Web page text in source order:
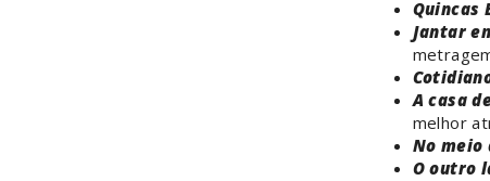
Quincas
Jantar
A casa
melhor
No meio
O outro